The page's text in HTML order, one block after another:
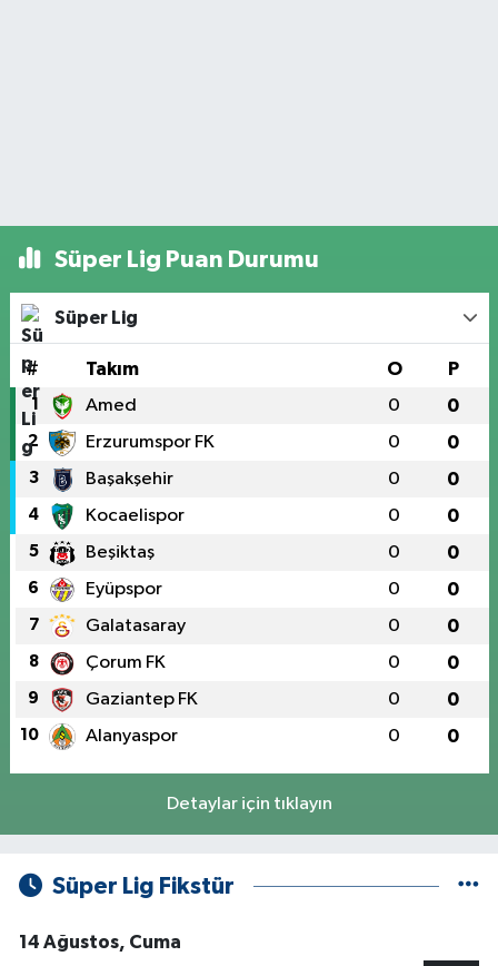
Süper Lig Puan Durumu
Süper Lig
# Takım O P
1 Amed 0 0
2 Erzurumspor FK 0 0
3 Başakşehir 0 0
4 Kocaelispor 0 0
5 Beşiktaş 0 0
6 Eyüpspor 0 0
7 Galatasaray 0 0
8 Çorum FK 0 0
9 Gaziantep FK 0 0
10 Alanyaspor 0 0
Detaylar için tıklayın
Süper Lig Fikstür
14 Ağustos, Cuma